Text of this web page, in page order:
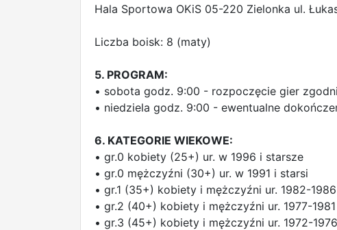
Hala Sportowa OKiS 05-220 Zielonka ul.
Liczba boisk: 8 (maty)
5. PROGRAM:
• sobota godz. 9:00 - rozpoczęcie gier
• niedziela godz. 9:00 - ewentualne
6. KATEGORIE WIEKOWE:
• gr.0 kobiety (25+) ur. w 1996 i starsze
• gr.0 mężczyźni (30+) ur. w 1991 i starsi
• gr.1 (35+) kobiety i mężczyźni ur. 1982-1986
• gr.2 (40+) kobiety i mężczyźni ur. 1977-1981
• gr.3 (45+) kobiety i mężczyźni ur. 1972-1976